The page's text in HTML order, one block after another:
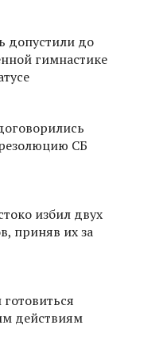
допустили до
гимнастике
СБ
избил двух
приняв их за
действиям